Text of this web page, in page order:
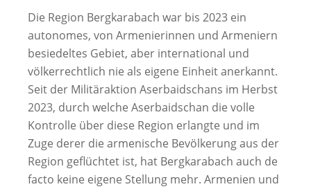
Die Region Bergkarabach war bis 2023 ein
autonomes, von Armenierinnen und Armeniern
besiedeltes Gebiet, aber international und
völkerrechtlich nie als eigene Einheit anerkannt.
Seit der Militäraktion Aserbaidschans im Herbst
2023, durch welche Aserbaidschan die volle
Kontrolle über diese Region erlangte und im
Zuge derer die armenische Bevölkerung aus der
Region geflüchtet ist, hat Bergkarabach auch de
facto keine eigene Stellung mehr. Armenien und